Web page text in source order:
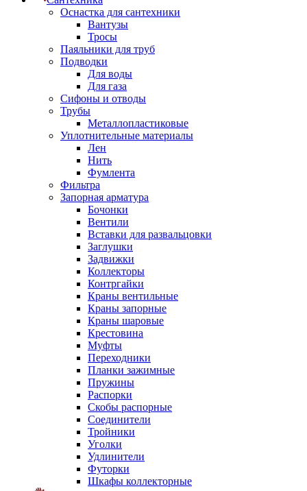
Оснастка для сантехники
Вантузы
Тросы
Паяльники для труб
Подводки
Для воды
Для газа
Сифоны и отводы
Трубы
Металлопластиковые
Уплотнительные материалы
Лен
Нить
Фумлента
Фильтра
Запорная арматура
Бочонки
Вентили
Вставки для развальцовки
Заглушки
Задвижки
Коллекторы
Контргайки
Краны вентильные
Краны запорные
Краны шаровые
Крестовина
Муфты
Переходники
Планки зажимные
Пружины
Распорки
Скобы распорные
Соединители
Тройники
Уголки
Удлинители
Футорки
Шкафы коллекторные